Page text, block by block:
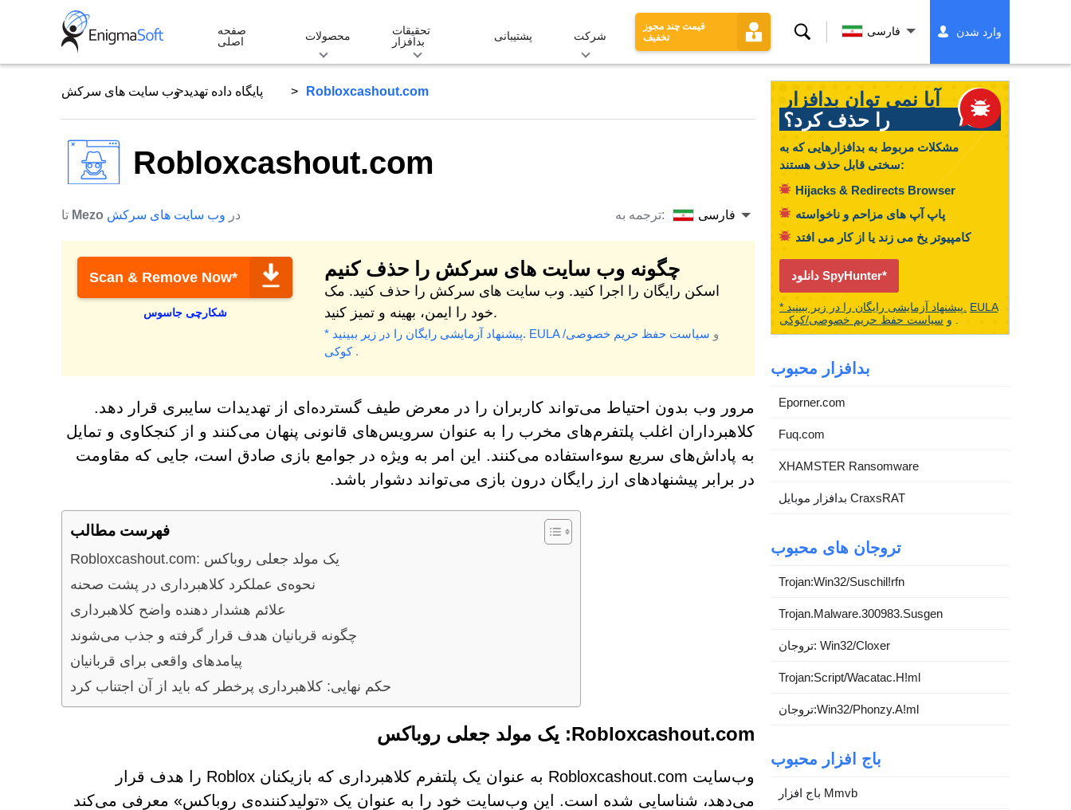
صفحه
اصلی
محصولات
تحقیقات
بدافزار
پشتیبانی شرکت
قیمت چند مجوز
تخفیف
جستجو
فارسی وارد شدن
پایگاه داده تهدید وب سایت های سرکش Robloxcashout.com
Robloxcashout.com
Mezo در وب سایت های سرکش ترجمه به: فارسی
Scan & Remove Now*
شکارچی جاسوس
چگونه وب سایت های سرکش را حذف کنیم
اسکن رایگان را اجرا کنید. وب سایت های سرکش را حذف کنید. مک
خود را ایمن، بهینه و تمیز کنید.
* پیشنهاد آزمایشی رایگان را در زیر ببینید. EULA و سیاست حفظ حریم خصوصی/
کوکی.
مرور وب بدون احتیاط می‌تواند کاربران را در معرض طیف گسترده‌ای از تهدیدات سایبری قرار دهد.
کلاهبرداران اغلب پلتفرم‌های مخرب را به عنوان سرویس‌های قانونی پنهان می‌کنند و از کنجکاوی و تمایل
به پاداش‌های سریع سوءاستفاده می‌کنند. این امر به ویژه در جوامع بازی صادق است، جایی که مقاومت
در برابر پیشنهادهای ارز رایگان درون بازی می‌تواند دشوار باشد.
فهرست مطالب
Robloxcashout.com: یک مولد جعلی روباکس
نحوه‌ی عملکرد کلاهبرداری در پشت صحنه
علائم هشدار دهنده واضح کلاهبرداری
چگونه قربانیان هدف قرار گرفته و جذب می‌شوند
پیامدهای واقعی برای قربانیان
حکم نهایی: کلاهبرداری پرخطر که باید از آن اجتناب کرد
Robloxcashout.com: یک مولد جعلی روباکس
وب‌سایت Robloxcashout.com به عنوان یک پلتفرم کلاهبرداری که بازیکنان Roblox را هدف قرار
می‌دهد، شناسایی شده است. این وب‌سایت خود را به عنوان یک «تولیدکننده‌ی روباکس» معرفی می‌کند
آیا نمی توان بدافزار
را حذف کرد؟
مشکلات مربوط به بدافزارهایی که به
سختی قابل حذف هستند:
Hijacks & Redirects Browser
پاپ آپ های مزاحم و ناخواسته
کامپیوتر یخ می زند یا از کار می افتد
دانلود SpyHunter*
EULA
و سیاست حفظ حریم خصوصی/کوکی
بدافزار محبوب
Eporner.com
Fuq.com
XHAMSTER Ransomware
بدافزار موبایل CraxsRAT
تروجان های محبوب
Trojan:Win32/Suschil!rfn
Trojan.Malware.300983.Susgen
تروجان: Win32/Cloxer
Trojan:Script/Wacatac.H!ml
تروجان:Win32/Phonzy.A!ml
باج افزار محبوب
باج افزار Mmvb